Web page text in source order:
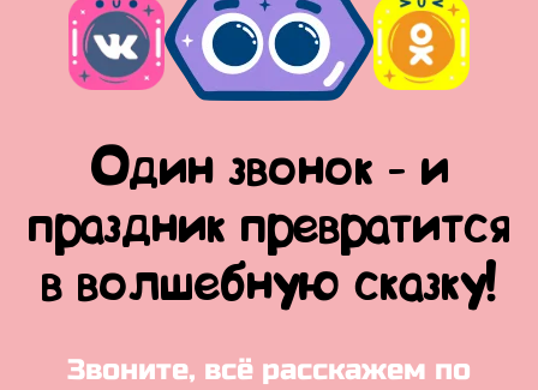
Один звонок - и
праздник превратится
в волшебную сказку!
Звоните, всё расскажем по